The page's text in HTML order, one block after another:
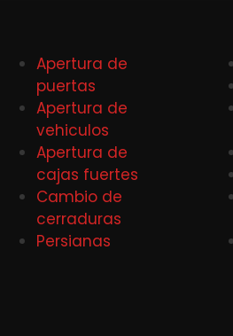
Apertura de
puertas
Apertura de
vehiculos
Apertura de
cajas fuertes
Cambio de
cerraduras
Persianas